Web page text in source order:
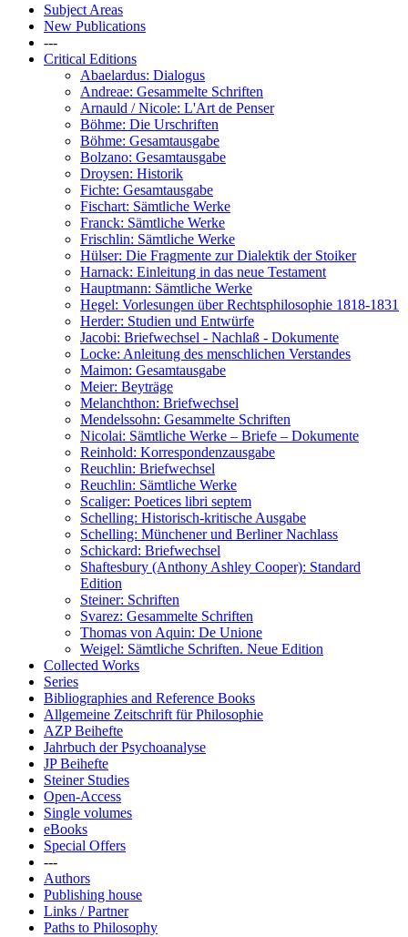
Subject Areas
New Publications
---
Critical Editions
Abaelardus: Dialogus
Andreae: Gesammelte Schriften
Arnauld / Nicole: L'Art de Penser
Böhme: Die Urschriften
Böhme: Gesamtausgabe
Bolzano: Gesamtausgabe
Droysen: Historik
Fichte: Gesamtausgabe
Fischart: Sämtliche Werke
Franck: Sämtliche Werke
Frischlin: Sämtliche Werke
Hülser: Die Fragmente zur Dialektik der Stoiker
Harnack: Einleitung in das neue Testament
Hauptmann: Sämtliche Werke
Hegel: Vorlesungen über Rechtsphilosophie 1818-1831
Herder: Studien und Entwürfe
Jacobi: Briefwechsel - Nachlaß - Dokumente
Locke: Anleitung des menschlichen Verstandes
Maimon: Gesamtausgabe
Meier: Beyträge
Melanchthon: Briefwechsel
Mendelssohn: Gesammelte Schriften
Nicolai: Sämtliche Werke – Briefe – Dokumente
Reinhold: Korrespondenzausgabe
Reuchlin: Briefwechsel
Reuchlin: Sämtliche Werke
Scaliger: Poetices libri septem
Schelling: Historisch-kritische Ausgabe
Schelling: Münchener und Berliner Nachlass
Schickard: Briefwechsel
Shaftesbury (Anthony Ashley Cooper): Standard
Edition
Steiner: Schriften
Svarez: Gesammelte Schriften
Thomas von Aquin: De Unione
Weigel: Sämtliche Schriften. Neue Edition
Collected Works
Series
Bibliographies and Reference Books
Allgemeine Zeitschrift für Philosophie
AZP Beihefte
Jahrbuch der Psychoanalyse
JP Beihefte
Steiner Studies
Open-Access
Single volumes
eBooks
Special Offers
---
Authors
Publishing house
Links / Partner
Paths to Philosophy